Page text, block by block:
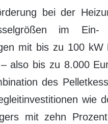
bei der
im Ein-
mit bis zu 100
also bis zu 8.000
des
wie
mit zehn